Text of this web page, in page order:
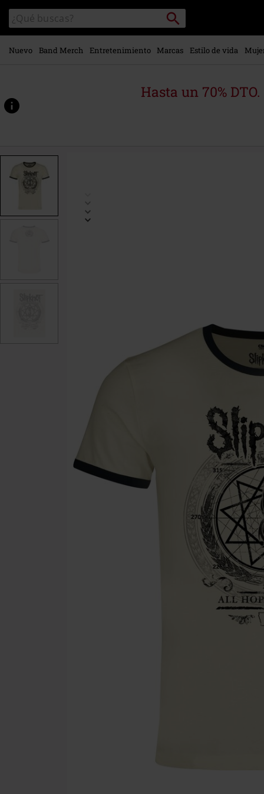
contenido
principal
Buscar
en
el
catálogo
Buscar
Nuevo Band Merch Entretenimiento Marcas Estilo de vida
Hasta un 70%
www.emp-
p/all-